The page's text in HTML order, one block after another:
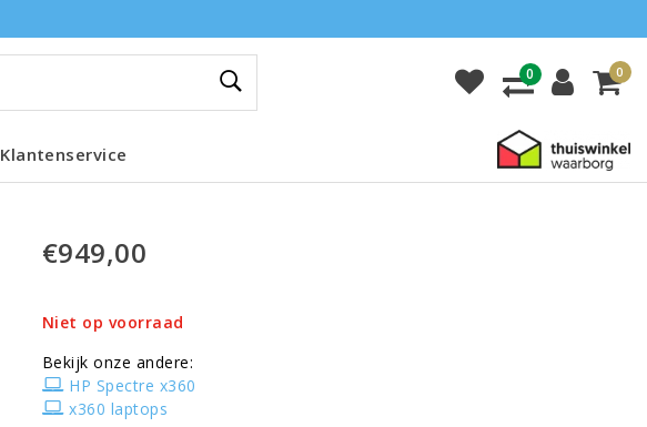
0 0
Klantenservice
€949,00
Niet op voorraad
Bekijk onze andere:
HP Spectre x360
x360 laptops